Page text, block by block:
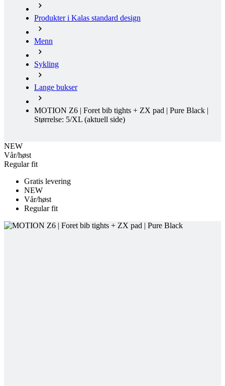
Sykling
Lange bukser
MOTION Z6 | Foret bib tights + ZX pad | Pure Black |
Størrelse: 5/XL
Vår/høst
Regular fit
Vår/høst
Regular fit